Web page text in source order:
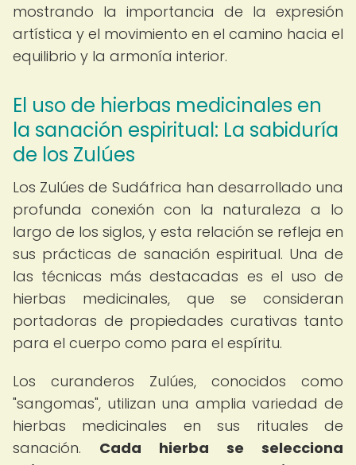
mostrando la importancia de la expresión
artística y el movimiento en el camino hacia el
equilibrio y la armonía interior.
El uso de hierbas medicinales en
la sanación espiritual: La sabiduría
de los Zulúes
Los Zulúes de Sudáfrica han desarrollado una
profunda conexión con la naturaleza a lo
largo de los siglos, y esta relación se refleja en
sus prácticas de sanación espiritual. Una de
las técnicas más destacadas es el uso de
hierbas medicinales, que se consideran
portadoras de propiedades curativas tanto
para el cuerpo como para el espíritu.
Los curanderos Zulúes, conocidos como
"sangomas", utilizan una amplia variedad de
hierbas medicinales en sus rituales de
sanación. Cada hierba se selecciona